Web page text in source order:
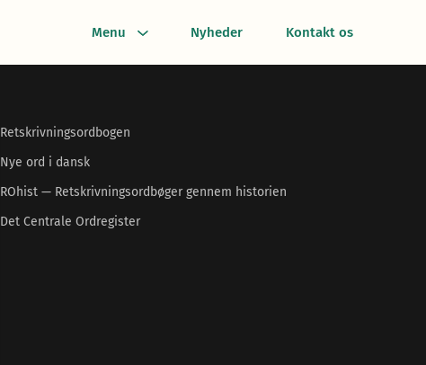
Menu Nyheder Kontakt os
Retskrivningsordbogen
Nye ord i dansk
ROhist — Retskrivningsordbøger gennem historien
Det Centrale Ordregister